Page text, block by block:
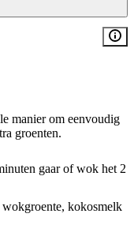
manier om eenvoudig
groenten.
gaar of wok het 2
kokosmelk